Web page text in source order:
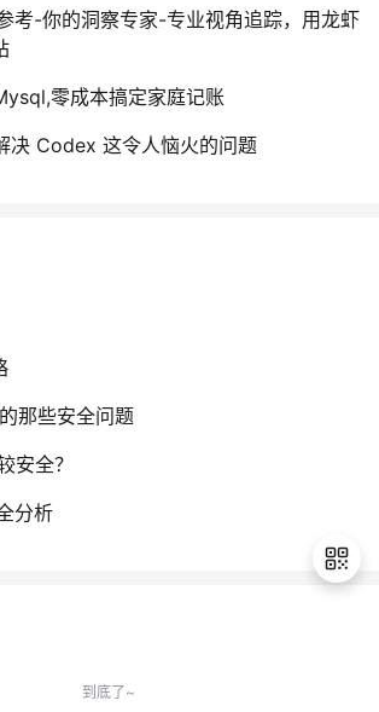
考-你的洞察专家-专业视角追踪，用龙虾
零成本搞定家庭记账
决 Codex 这令人恼火的问题
那些安全问题
安全？
分析
到底了~